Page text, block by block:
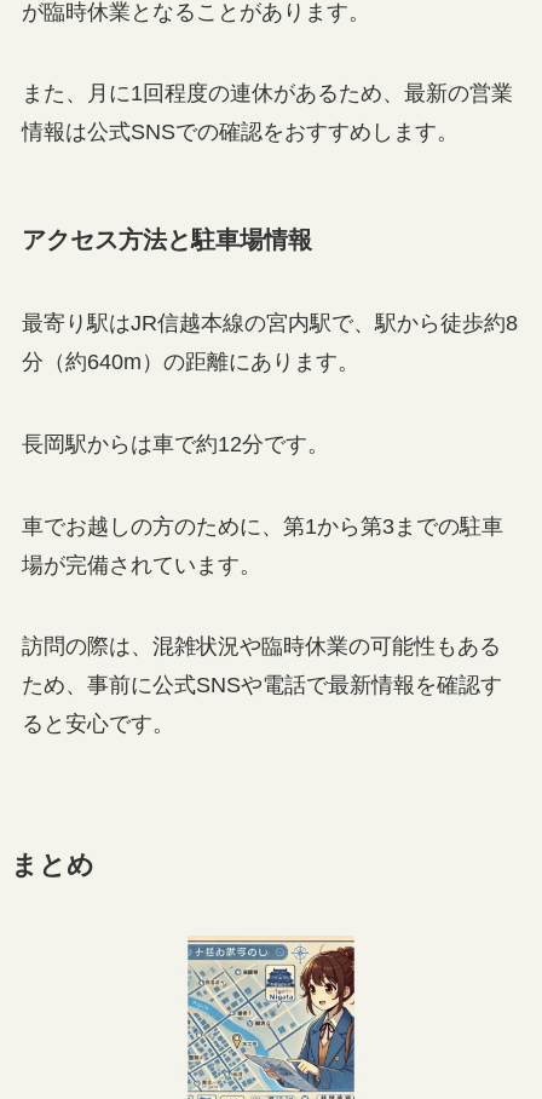
が臨時休業となることがあります。
また、月に1回程度の連休があるため、最新の営業
情報は公式SNSでの確認をおすすめします。
アクセス方法と駐車場情報
最寄り駅はJR信越本線の宮内駅で、駅から徒歩約8
分（約640m）の距離にあります。
長岡駅からは車で約12分です。
車でお越しの方のために、第1から第3までの駐車
場が完備されています。
訪問の際は、混雑状況や臨時休業の可能性もある
ため、事前に公式SNSや電話で最新情報を確認す
ると安心です。
まとめ